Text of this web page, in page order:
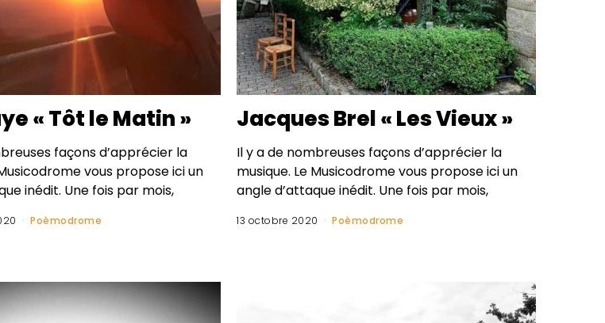
« Tôt le Matin »
façons d’apprécier la
vous propose ici un
inédit. Une fois par mois,
Poèmodrome
Jacques Brel « Les Vieux »
Il y a de nombreuses façons d’apprécier la
musique. Le Musicodrome vous propose ici un
angle d’attaque inédit. Une fois par mois,
13 octobre 2020 Poèmodrome